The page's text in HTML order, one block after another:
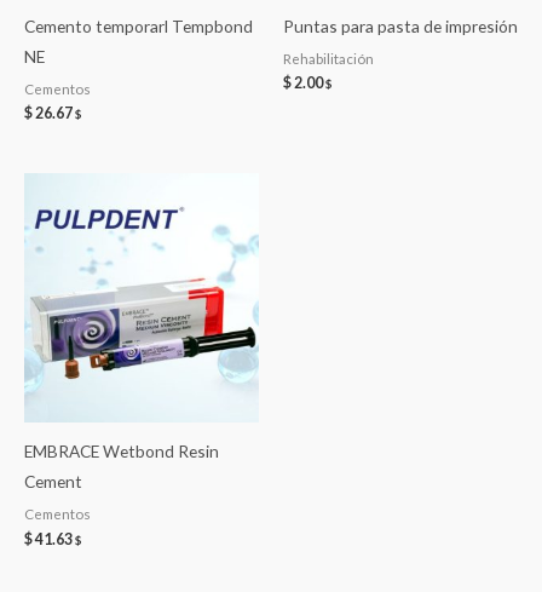
Cemento temporarl Tempbond
NE
Cementos
$26.67$
Puntas para pasta de impresión
Rehabilitación
$2.00$
EMBRACE Wetbond Resin
Cement
Cementos
$41.63$